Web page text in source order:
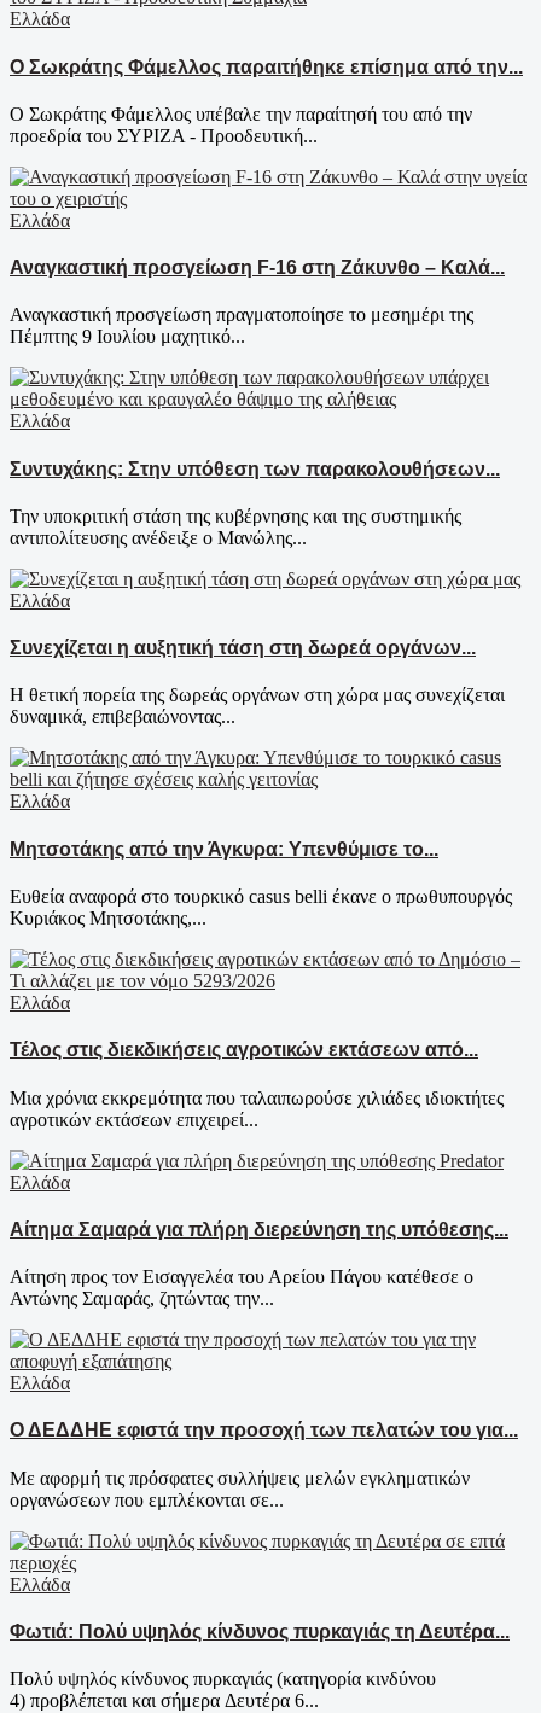
Ελλάδα
Ο Σωκράτης Φάμελλος παραιτήθηκε επίσημα από την...
Ο Σωκράτης Φάμελλος υπέβαλε την παραίτησή του από την
προεδρία του ΣΥΡΙΖΑ - Προοδευτική...
Ελλάδα
Αναγκαστική προσγείωση F-16 στη Ζάκυνθο – Καλά...
Αναγκαστική προσγείωση πραγματοποίησε το μεσημέρι της
Πέμπτης 9 Ιουλίου μαχητικό...
Ελλάδα
Συντυχάκης: Στην υπόθεση των παρακολουθήσεων...
Την υποκριτική στάση της κυβέρνησης και της συστημικής
αντιπολίτευσης ανέδειξε ο Μανώλης...
Ελλάδα
Συνεχίζεται η αυξητική τάση στη δωρεά οργάνων...
Η θετική πορεία της δωρεάς οργάνων στη χώρα μας συνεχίζεται
δυναμικά, επιβεβαιώνοντας...
Ελλάδα
Μητσοτάκης από την Άγκυρα: Υπενθύμισε το...
Ευθεία αναφορά στο τουρκικό casus belli έκανε ο πρωθυπουργός
Κυριάκος Μητσοτάκης,...
Ελλάδα
Τέλος στις διεκδικήσεις αγροτικών εκτάσεων από...
Μια χρόνια εκκρεμότητα που ταλαιπωρούσε χιλιάδες ιδιοκτήτες
αγροτικών εκτάσεων επιχειρεί...
Ελλάδα
Αίτημα Σαμαρά για πλήρη διερεύνηση της υπόθεσης...
Αίτηση προς τον Εισαγγελέα του Αρείου Πάγου κατέθεσε ο
Αντώνης Σαμαράς, ζητώντας την...
Ελλάδα
Ο ΔΕΔΔΗΕ εφιστά την προσοχή των πελατών του για...
Με αφορμή τις πρόσφατες συλλήψεις μελών εγκληματικών
οργανώσεων που εμπλέκονται σε...
Ελλάδα
Φωτιά: Πολύ υψηλός κίνδυνος πυρκαγιάς τη Δευτέρα...
Πολύ υψηλός κίνδυνος πυρκαγιάς (κατηγορία κινδύνου
4) προβλέπεται και σήμερα Δευτέρα 6...